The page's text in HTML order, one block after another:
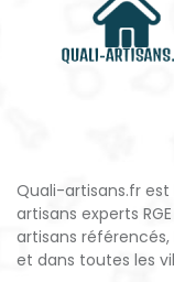
Quali-artisans.fr est
artisans experts
artisans
et dans toutes les